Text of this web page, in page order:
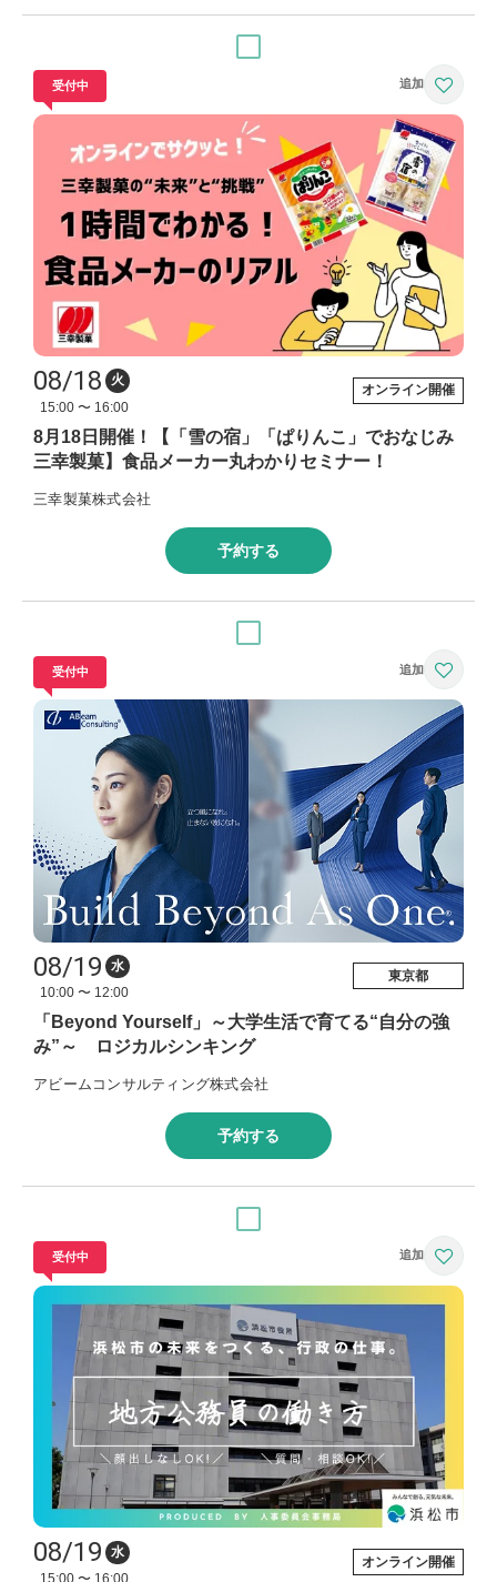
受付中
08/18
火
15:00 〜 16:00
オンライン開催
8月18日開催！【「雪の宿」「ぱりんこ」でおなじみ
三幸製菓】食品メーカー丸わかりセミナー！
三幸製菓株式会社
予約する
受付中
08/19
水
10:00 〜 12:00
東京都
「Beyond Yourself」～大学生活で育てる“自分の強
み”～ ロジカルシンキング
アビームコンサルティング株式会社
予約する
受付中
08/19
水
15:00 〜 16:00
オンライン開催